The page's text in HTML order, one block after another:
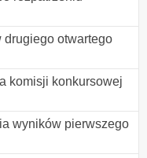
drugiego otwartego
komisji konkursowej
wyników pierwszego